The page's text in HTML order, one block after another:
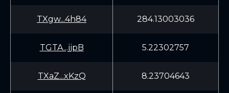
TXgw...4h84 284.13003036
TGTA...jjpB 5.22302757
TXaZ...xKzQ 8.23704643